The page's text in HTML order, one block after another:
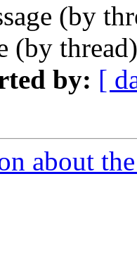
(by
(by
by: [
about